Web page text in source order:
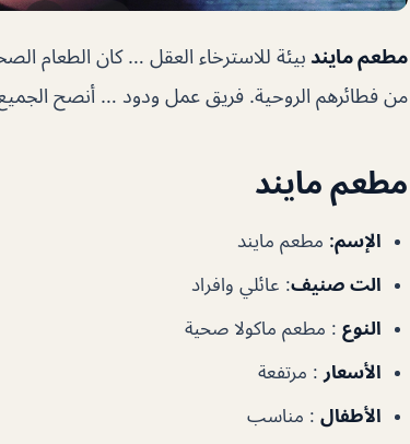
مطعم مايند بيئة للاسترخاء العقل … كان الطعام
من فطائرهم الروحية. فريق عمل ودود … أنصح
مطعم مايند
الإسم: مطعم مايند
الت صنيف: عائلي وافراد
النوع : مطعم ماكولا صحية
الأسعار : مرتفعة
الأطفال : مناسب